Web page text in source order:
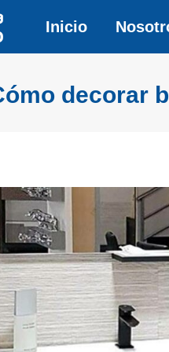
Inicio
decorar
Inicio